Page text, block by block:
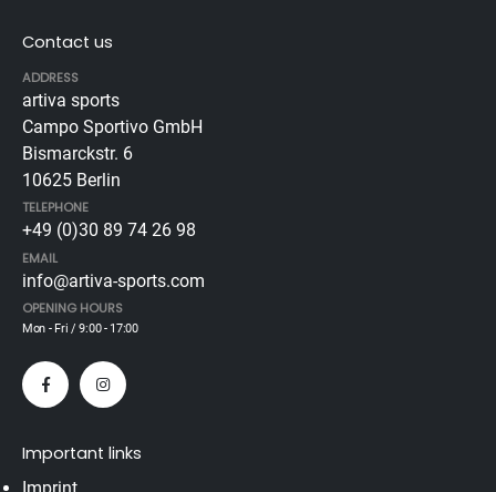
Contact us
ADDRESS
artiva sports
Campo Sportivo GmbH
Bismarckstr. 6
10625 Berlin
TELEPHONE
+49 (0)30 89 74 26 98
EMAIL
info@artiva-sports.com
OPENING HOURS
Mon - Fri / 9:00 - 17:00
Important links